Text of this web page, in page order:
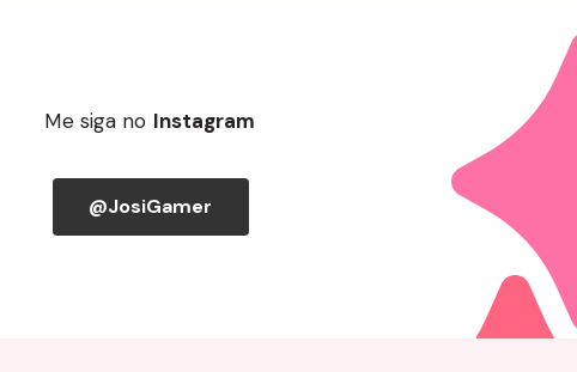
Me siga no Instagram
@JosiGamer